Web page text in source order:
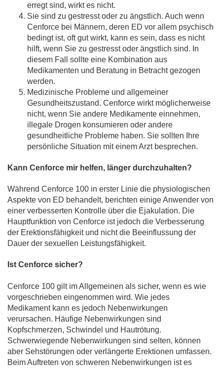
erregt sind, wirkt es nicht.
Sie sind zu gestresst oder zu ängstlich. Auch wenn
Cenforce bei Männern, deren ED vor allem psychisch
bedingt ist, oft gut wirkt, kann es sein, dass es nicht
hilft, wenn Sie zu gestresst oder ängstlich sind. In
diesem Fall sollte eine Kombination aus
Medikamenten und Beratung in Betracht gezogen
werden.
Medizinische Probleme und allgemeiner
Gesundheitszustand. Cenforce wirkt möglicherweise
nicht, wenn Sie andere Medikamente einnehmen,
illegale Drogen konsumieren oder andere
gesundheitliche Probleme haben. Sie sollten Ihre
persönliche Situation mit einem Arzt besprechen.
Kann Cenforce mir helfen, länger durchzuhalten?
Während Cenforce 100 in erster Linie die physiologischen
Aspekte von ED behandelt, berichten einige Anwender von
einer verbesserten Kontrolle über die Ejakulation. Die
Hauptfunktion von Cenforce ist jedoch die Verbesserung
der Erektionsfähigkeit und nicht die Beeinflussung der
Dauer der sexuellen Leistungsfähigkeit.
Ist Cenforce sicher?
Cenforce 100 gilt im Allgemeinen als sicher, wenn es wie
vorgeschrieben eingenommen wird. Wie jedes
Medikament kann es jedoch Nebenwirkungen
verursachen. Häufige Nebenwirkungen sind
Kopfschmerzen, Schwindel und Hautrötung.
Schwerwiegende Nebenwirkungen sind selten, können
aber Sehstörungen oder verlängerte Erektionen umfassen.
Beim Auftreten von schweren Nebenwirkungen ist es